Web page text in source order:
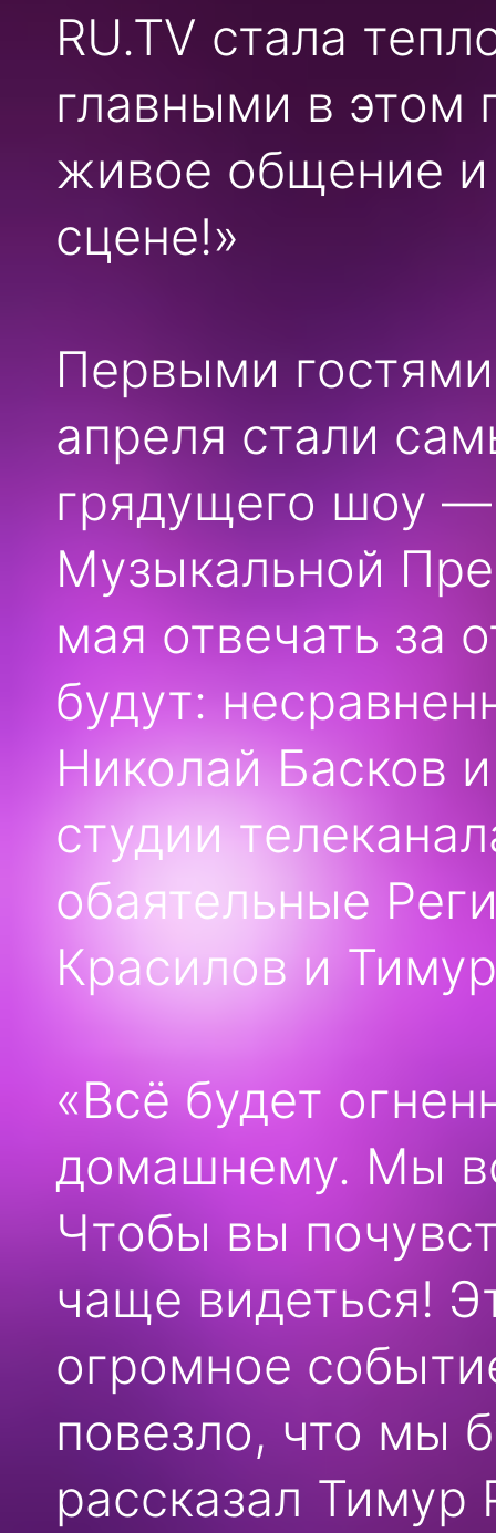
RU.TV стала
главными в этом
живое общение
сцене!»
Первыми гостями
апреля стали
грядущего шоу
Музыкальной
мая отвечать за
будут:
Николай Басков
студии
обаятельные
Красилов и
«Всё будет
домашнему. Мы
Чтобы вы
чаще видеться!
огромное
повезло, что мы
рассказал